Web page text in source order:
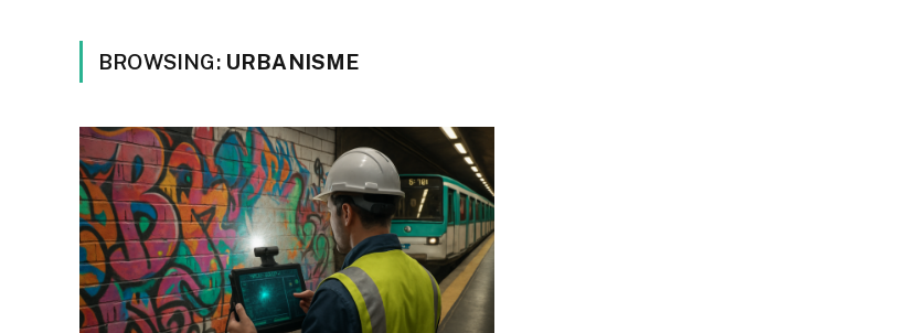
BROWSING: URBANISME